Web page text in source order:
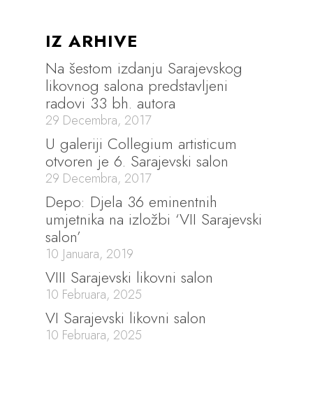
IZ ARHIVE
Na šestom izdanju Sarajevskog
likovnog salona predstavljeni
radovi 33 bh. autora
29 Decembra, 2017
U galeriji Collegium artisticum
otvoren je 6. Sarajevski salon
29 Decembra, 2017
Depo: Djela 36 eminentnih
umjetnika na izložbi ‘VII Sarajevski
salon’
10 Januara, 2019
VIII Sarajevski likovni salon
10 Februara, 2025
VI Sarajevski likovni salon
10 Februara, 2025